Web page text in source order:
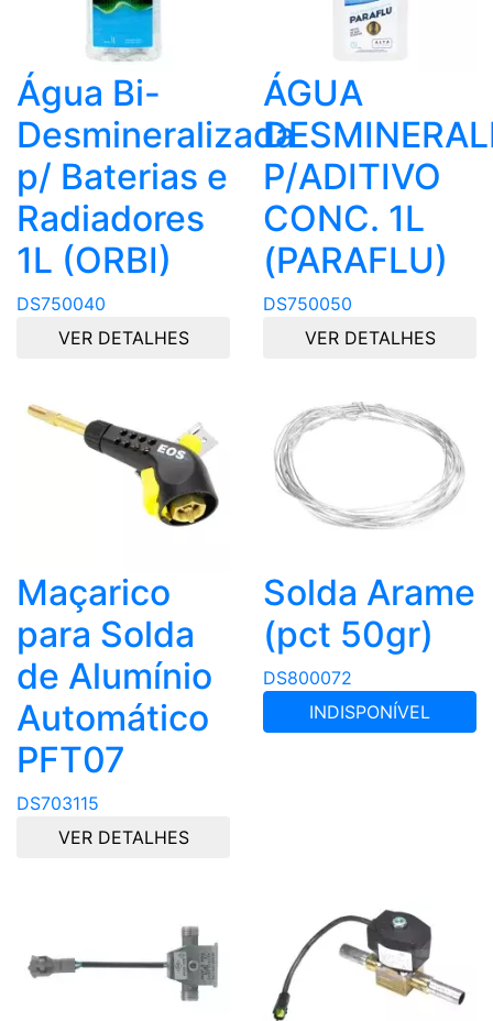
Água Bi-
Desmineralizada
p/ Baterias e
Radiadores
1L (ORBI)
DS750040
VER DETALHES
ÁGUA
P/ADITIVO
CONC. 1L
(PARAFLU)
DS750050
VER DETALHES
Maçarico
para Solda
de Alumínio
Automático
PFT07
DS703115
VER DETALHES
Solda Arame
(pct 50gr)
DS800072
INDISPONÍVEL